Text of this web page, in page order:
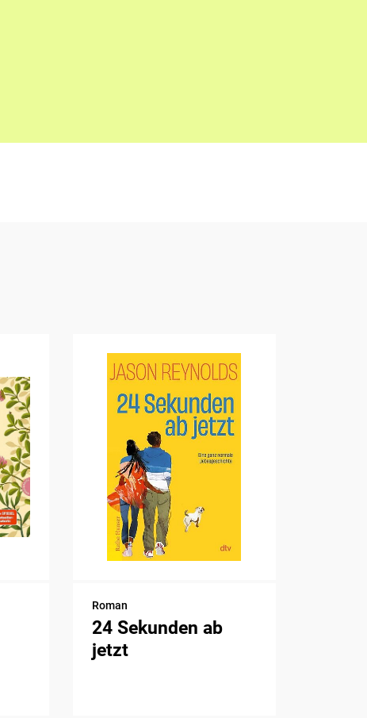
Roman
24 Sekunden ab
jetzt